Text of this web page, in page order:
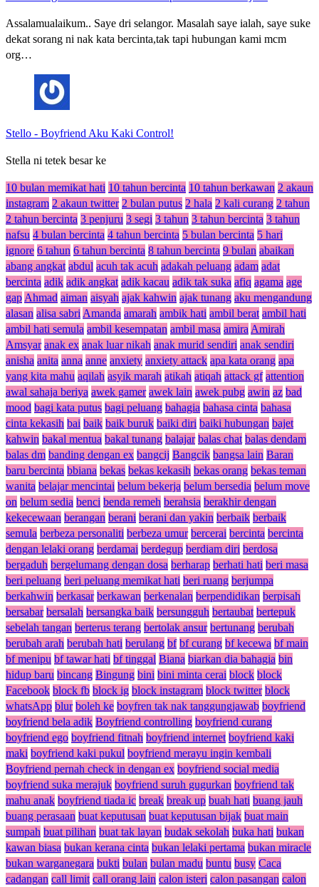
Assalamualaikum.. Saye dri selangor. Masalah saye ialah, saye suke
dekat sorang ni nak kata bercinta,tak tapi hubungan kami mcm
org…
Stello - Boyfriend Aku Kaki Control!
Stella ni tetek besar ke
10 bulan memikat hati 10 tahun bercinta 10 tahun berkawan 2 akaun
instagram 2 akaun twitter 2 bulan putus 2 hala 2 kali curang 2 tahun
2 tahun bercinta 3 penjuru 3 segi 3 tahun 3 tahun bercinta 3 tahun
nafsu 4 bulan bercinta 4 tahun bercinta 5 bulan bercinta 5 hari
ignore 6 tahun 6 tahun bercinta 8 tahun bercinta 9 bulan abaikan
abang angkat abdul acuh tak acuh adakah peluang adam adat
bercinta adik adik angkat adik kacau adik tak suka afiq agama age
gap Ahmad aiman aisyah ajak kahwin ajak tunang aku mengandung
alasan alisa sabri Amanda amarah ambik hati ambil berat ambil hati
ambil hati semula ambil kesempatan ambil masa amira Amirah
Amsyar anak ex anak luar nikah anak murid sendiri anak sendiri
anisha anita anna anne anxiety anxiety attack apa kata orang apa
yang kita mahu aqilah asyik marah atikah atiqah attack gf attention
awal sahaja beriya awek gamer awek lain awek pubg awin az bad
mood bagi kata putus bagi peluang bahagia bahasa cinta bahasa
cinta kekasih bai baik baik buruk baiki diri baiki hubungan bajet
kahwin bakal mentua bakal tunang balajar balas chat balas dendam
balas dm banding dengan ex bangcij Bangcik bangsa lain Baran
baru bercinta bbiana bekas bekas kekasih bekas orang bekas teman
wanita belajar mencintai belum bekerja belum bersedia belum move
on belum sedia benci benda remeh berahsia berakhir dengan
kekecewaan berangan berani berani dan yakin berbaik berbaik
semula berbeza personaliti berbeza umur bercerai bercinta bercinta
dengan lelaki orang berdamai berdegup berdiam diri berdosa
bergaduh bergelumang dengan dosa berharap berhati hati beri masa
beri peluang beri peluang memikat hati beri ruang berjumpa
berkahwin berkasar berkawan berkenalan berpendidikan berpisah
bersabar bersalah bersangka baik bersungguh bertaubat bertepuk
sebelah tangan berterus terang bertolak ansur bertunang berubah
berubah arah berubah hati berulang bf bf curang bf kecewa bf main
bf menipu bf tawar hati bf tinggal Biana biarkan dia bahagia bin
hidup baru bincang Bingung bini bini minta cerai block block
Facebook block fb block ig block instagram block twitter block
whatsApp blur boleh ke boyfren tak nak tanggungjawab boyfriend
boyfriend bela adik Boyfriend controlling boyfriend curang
boyfriend ego boyfriend fitnah boyfriend internet boyfriend kaki
maki boyfriend kaki pukul boyfriend merayu ingin kembali
Boyfriend pernah check in dengan ex boyfriend social media
boyfriend suka merajuk boyfriend suruh gugurkan boyfriend tak
mahu anak boyfriend tiada ic break break up buah hati buang jauh
buang perasaan buat keputusan buat keputusan bijak buat main
sumpah buat pilihan buat tak layan budak sekolah buka hati bukan
kawan biasa bukan kerana cinta bukan lelaki pertama bukan miracle
bukan warganegara bukti bulan bulan madu buntu busy Caca
cadangan call limit call orang lain calon isteri calon pasangan calon